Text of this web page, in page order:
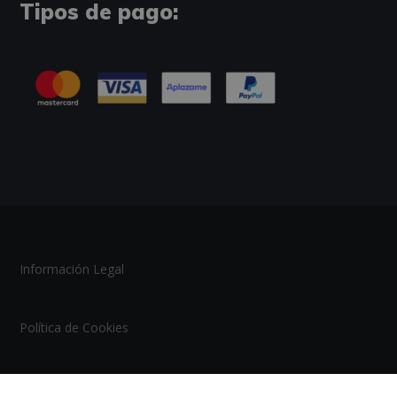
Tipos de pago:
Información Legal
Política de Cookies